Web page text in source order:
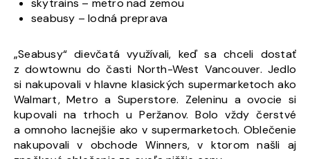
skytrains – metro nad zemou
seabusy – lodná preprava
„Seabusy“ dievčatá využívali, keď sa chceli dostať
z dowtownu do časti North-West Vancouver. Jedlo
si nakupovali v hlavne klasických supermarketoch ako
Walmart, Metro a Superstore. Zeleninu a ovocie si
kupovali na trhoch u Peržanov. Bolo vždy čerstvé
a omnoho lacnejšie ako v supermarketoch. Oblečenie
nakupovali v obchode Winners, v ktorom našli aj